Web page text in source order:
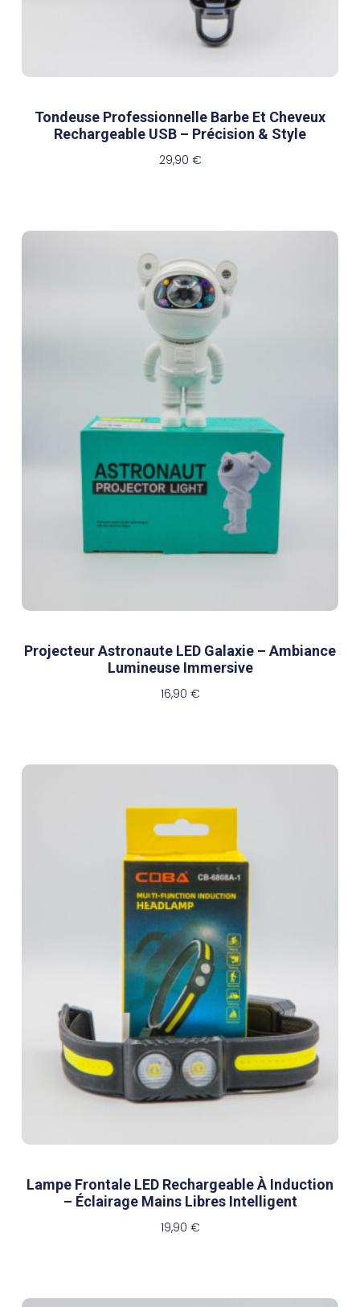
Tondeuse Professionnelle Barbe Et Cheveux
Rechargeable USB – Précision & Style
29,90 €
Projecteur Astronaute LED Galaxie – Ambiance
Lumineuse Immersive
16,90 €
Lampe Frontale LED Rechargeable À Induction
– Éclairage Mains Libres Intelligent
19,90 €